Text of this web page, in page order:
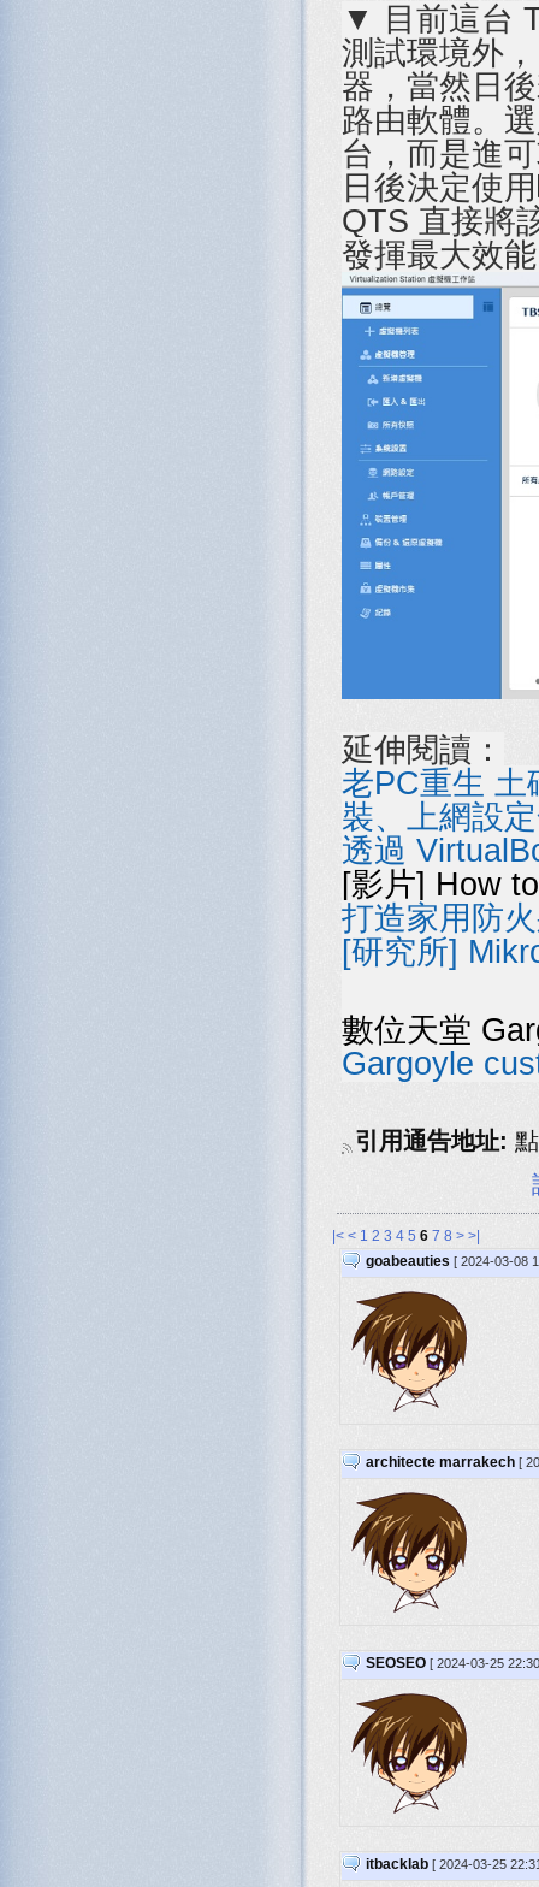
▼ 目前這台
測試環境外
器，當然日
路由軟體。
台，而是進
日後決定使
QTS 直接將
發揮最大效
延伸閱讀：
老PC重生 土
裝、上網設
透過
[影片] How
打造家用防
[研究所]
數位天堂
Gargoyle
引用通告地址:
|< < 1 2 3 4 5 6 7 8 > >|
goabeauties [ 2024-03-08
architecte marrakech [
SEOSEO [ 2024-03-25
itbacklab [ 2024-03-25